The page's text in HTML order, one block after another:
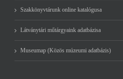
Szakkönyvtárunk online katalógusa
Látványtári műtárgyaink adatbázisa
Museumap (Közös múzeumi adatbázis)